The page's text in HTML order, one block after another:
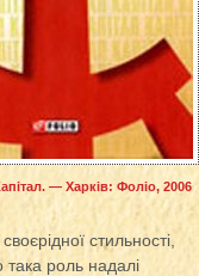
— Харків: Фоліо, 2006
стильності,
така роль надалі